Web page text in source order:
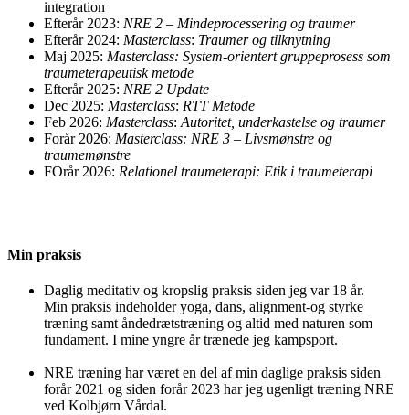
integration
Efterår 2023: NRE 2 – Mindeprocessering og traumer
Efterår 2024: Masterclass: Traumer og tilknytning
Maj 2025: Masterclass: System-orientert gruppeprosess som
traumeterapeutisk metode
Efterår 2025: NRE 2 Update
Dec 2025: Masterclass: RTT Metode
Feb 2026: Masterclass: Autoritet, underkastelse og traumer
Forår 2026: Masterclass: NRE 3 – Livsmønstre og
traumemønstre
FOrår 2026: Relationel traumeterapi: Etik i traumeterapi
Min praksis
Daglig meditativ og kropslig praksis siden jeg var 18 år.
Min praksis indeholder yoga, dans, alignment-og styrke
træning samt åndedrætstræning og altid med naturen som
fundament. I mine yngre år trænede jeg kampsport.
NRE træning har været en del af min daglige praksis siden
forår 2021 og siden forår 2023 har jeg ugenligt træning NRE
ved Kolbjørn Vårdal.